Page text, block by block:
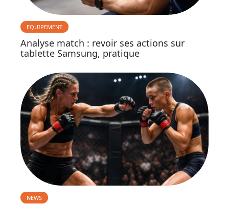
EQUIPEMENT
Analyse match : revoir ses actions sur
tablette Samsung, pratique
NEWS